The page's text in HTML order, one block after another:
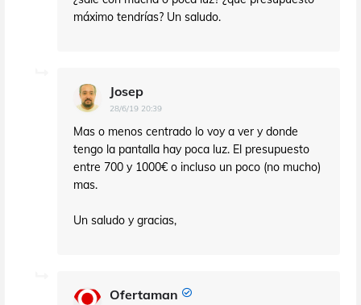
máximo tendrías? Un saludo.
Josep
28/6/19 20:39
Mas o menos centrado lo voy a ver y donde
tengo la pantalla hay poca luz. El presupuesto
entre 700 y 1000€ o incluso un poco (no mucho)
mas.
Un saludo y gracias,
Ofertaman